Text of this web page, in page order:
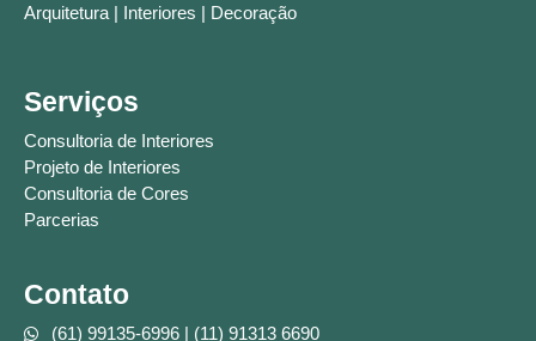
Arquitetura | Interiores | Decoração
Serviços
Consultoria de Interiores
Projeto de Interiores
Consultoria de Cores
Parcerias
Contato
(61) 99135-6996 | (11) 91313 6690